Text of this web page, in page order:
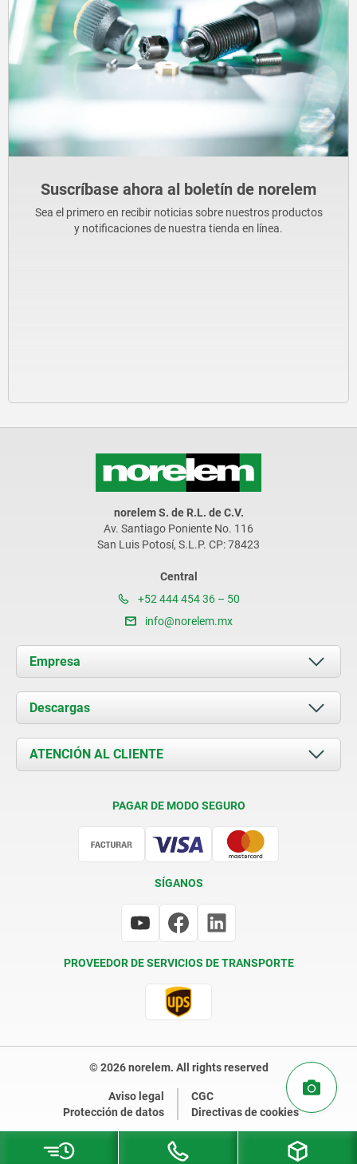
Suscríbase ahora al boletín de norelem
Sea el primero en recibir noticias sobre nuestros productos
y notificaciones de nuestra tienda en línea.
norelem S. de R.L. de C.V.
Av. Santiago Poniente No. 116
San Luis Potosí, S.L.P. CP: 78423
Central
+52 444 454 36 – 50
info@norelem.mx
Empresa
Acerca de nosotros
Novedades
Contacto
Descargas
Documents
ATENCIÓN AL CLIENTE
PAGAR DE MODO SEGURO
SÍGANOS
PROVEEDOR DE SERVICIOS DE TRANSPORTE
© 2026 norelem. All rights reserved
Aviso legal
CGC
Protección de datos
Directivas de cookies